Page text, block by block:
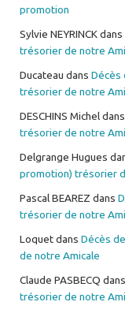
promotion
Sylvie NEYRINCKdans
trésorier de notre
Ducateau dans Décès
trésorier de notre
DESCHINS Micheldans
trésorier de notre
Delgrange Hugues
promotion) trésorier
Pascal BEAREZ dans
trésorier de notre
Loquetdans Décès
de notre Amicale
Claude PASBECQ dans
trésorier de notre